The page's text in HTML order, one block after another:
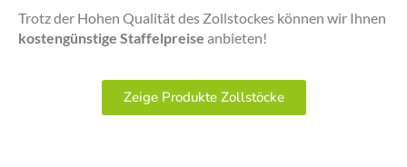
Trotz der Hohen Qualität des Zollstockes können wir Ihnen
kostengünstige Staffelpreise anbieten!
Zeige Produkte Zollstöcke